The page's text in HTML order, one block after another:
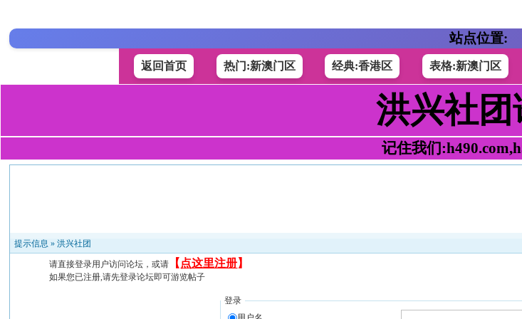
站点位置:
返回首页 热门:新澳门区 经典:香港区 表格:新澳门区
洪兴社团
记住我们
提示信息 »洪兴社团
请直接登录用户访问论坛，或请 【 点这里注册】
如果您已注册,请先登录论坛即可游览帖子
登录